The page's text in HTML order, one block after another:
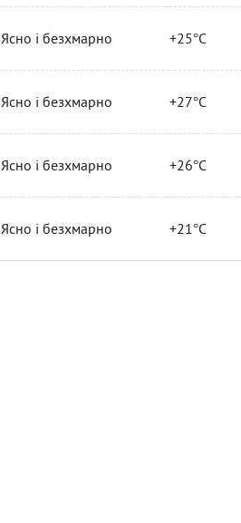
Ясно і безхмарно +25°C
Ясно і безхмарно +27°C
Ясно і безхмарно +26°C
Ясно і безхмарно +21°C